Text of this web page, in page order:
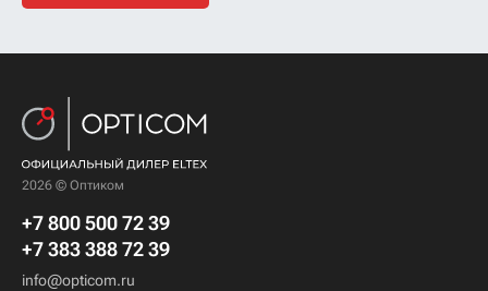
2026 © Оптиком
+7 800 500 72 39
+7 383 388 72 39
info@opticom.ru